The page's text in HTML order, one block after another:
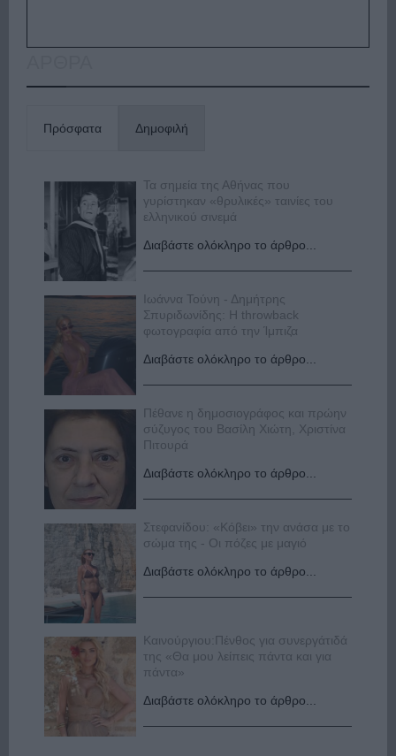
Πρόσφατα Δημοφιλή
Τα σημεία της Αθήνας που
γυρίστηκαν «θρυλικές» ταινίες του
ελληνικού σινεμά
Διαβάστε ολόκληρο το άρθρο...
Ιωάννα Τούνη - Δημήτρης
Σπυριδωνίδης: Η throwback
φωτογραφία από την Ίμπιζα
Διαβάστε ολόκληρο το άρθρο...
Πέθανε η δημοσιογράφος και πρώην
σύζυγος του Βασίλη Χιώτη, Χριστίνα
Πιτουρά
Διαβάστε ολόκληρο το άρθρο...
Στεφανίδου: «Κόβει» την ανάσα με το
σώμα της - Οι πόζες με μαγιό
Διαβάστε ολόκληρο το άρθρο...
Καινούργιου:Πένθος για συνεργάτιδά
της «Θα μου λείπεις πάντα και για
πάντα»
Διαβάστε ολόκληρο το άρθρο...